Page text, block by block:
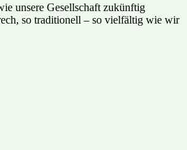
unsere Gesellschaft zukünftig
so traditionell – so vielfältig wie wir